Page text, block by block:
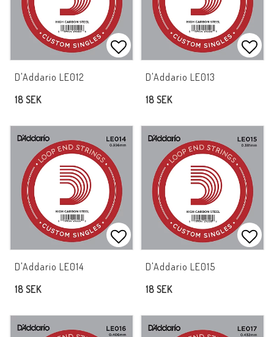
Lägg till i favoritlistan
D'Addario LE012
18 SEK
D'Addario LE013
18 SEK
Lägg till i favoritlistan
D'Addario LE014
18 SEK
D'Addario LE015
18 SEK